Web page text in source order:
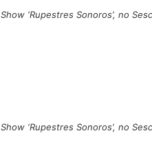
Show ‘Rupestres Sonoros’, no
Show ‘Rupestres Sonoros’, no